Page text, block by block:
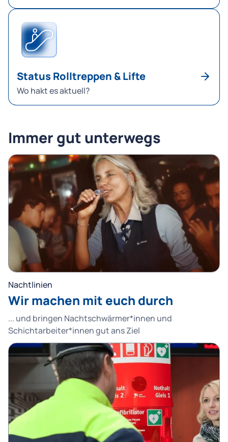
Status Rolltreppen & Lifte
Wo hakt es aktuell?
Immer gut unterwegs
Nachtlinien
Wir machen mit euch durch
... und bringen Nachtschwärmer*innen und
Schichtarbeiter*innen gut ans Ziel